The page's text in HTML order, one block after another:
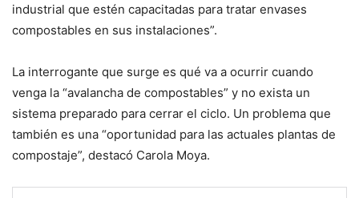
industrial que estén capacitadas para tratar envases
compostables en sus instalaciones”.
La interrogante que surge es qué va a ocurrir cuando
venga la “avalancha de compostables” y no exista un
sistema preparado para cerrar el ciclo. Un problema que
también es una “oportunidad para las actuales plantas de
compostaje”, destacó Carola Moya.